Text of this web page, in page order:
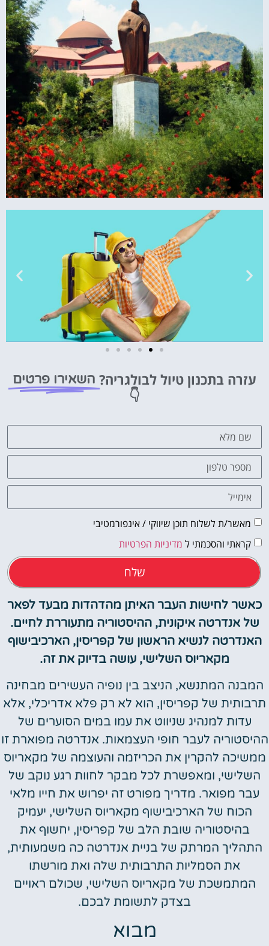
מציאת
לחצו
עזרה בתכנון טיול לבולגריה? השאירו פרטים
👇
מאשר/ת לשלוח תוכן שיווקי / אינפורמטיבי
קראתי והסכמתי ל מדיניות הפרטיות
שלח
כאשר לחישות העבר האיתן מהדהדות מבעד לפאר
של אנדרטה איקונית, ההיסטוריה מתעוררת לחיים.
האנדרטה לנשיא הראשון של קפריסין, הארכיבישוף
מקאריוס השלישי, עושה בדיוק את זה.
המבנה המתנשא, הניצב בין נופיה העשירים מבחינה
תרבותית של קפריסין, הוא לא רק פלא אדריכלי, אלא
עדות למנהיג שניווט את עמו במים הסוערים של
ההיסטוריה לעבר חופי העצמאות. אנדרטה מפוארת זו
ממשיכה להקרין את הכריזמה והעוצמה של מקאריוס
השלישי, ומאפשרת לכל מבקר לחוות רגע נוקב של
עבר מפואר. מדריך מפורט זה יפרוש את חייו מלאי
הכוח של הארכיבישוף מקאריוס השלישי, יעמיק
בהיסטוריה שובת הלב של קפריסין, יחשוף את
התהליך המרתק של בניית אנדרטה כה משמעותית,
את הסמליות התרבותית שלה ואת מורשתו
המתמשכת של מקאריוס השלישי, שכולם ראויים
בצדק לתשומת לבכם.
מבוא